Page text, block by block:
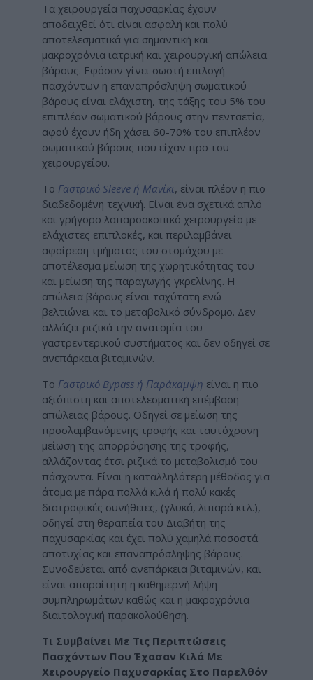
Τα χειρουργεία παχυσαρκίας έχουν
αποδειχθεί ότι είναι ασφαλή και πολύ
αποτελεσματικά για σημαντική και
μακροχρόνια ιατρική και χειρουργική απώλεια
βάρους. Εφόσον γίνει σωστή επιλογή
πασχόντων η επαναπρόσληψη σωματικού
βάρους είναι ελάχιστη, της τάξης του 5% του
επιπλέον σωματικού βάρους στην πενταετία,
αφού έχουν ήδη χάσει 60-70% του επιπλέον
σωματικού βάρους που είχαν προ του
χειρουργείου.
Το Γαστρικό Sleeve ή Μανίκι, είναι πλέον η πιο
διαδεδομένη τεχνική. Είναι ένα σχετικά απλό
και γρήγορο λαπαροσκοπικό χειρουργείο με
ελάχιστες επιπλοκές, και περιλαμβάνει
αφαίρεση τμήματος του στομάχου με
αποτέλεσμα μείωση της χωρητικότητας του
και μείωση της παραγωγής γκρελίνης. Η
απώλεια βάρους είναι ταχύτατη ενώ
βελτιώνει και το μεταβολικό σύνδρομο. Δεν
αλλάζει ριζικά την ανατομία του
γαστρεντερικού συστήματος και δεν οδηγεί σε
ανεπάρκεια βιταμινών.
Το Γαστρικό Bypass ή Παράκαμψη είναι η πιο
αξιόπιστη και αποτελεσματική επέμβαση
απώλειας βάρους. Οδηγεί σε μείωση της
προσλαμβανόμενης τροφής και ταυτόχρονη
μείωση της απορρόφησης της τροφής,
αλλάζοντας έτσι ριζικά το μεταβολισμό του
πάσχοντα. Είναι η καταλληλότερη μέθοδος για
άτομα με πάρα πολλά κιλά ή πολύ κακές
διατροφικές συνήθειες, (γλυκά, λιπαρά κτλ.),
οδηγεί στη θεραπεία του Διαβήτη της
παχυσαρκίας και έχει πολύ χαμηλά ποσοστά
αποτυχίας και επαναπρόσληψης βάρους.
Συνοδεύεται από ανεπάρκεια βιταμινών, και
είναι απαραίτητη η καθημερνή λήψη
συμπληρωμάτων καθώς και η μακροχρόνια
διαιτολογική παρακολούθηση.
Τι Συμβαίνει Με Τις Περιπτώσεις
Πασχόντων Που Έχασαν Κιλά Με
Χειρουργείο Παχυσαρκίας Στο Παρελθόν